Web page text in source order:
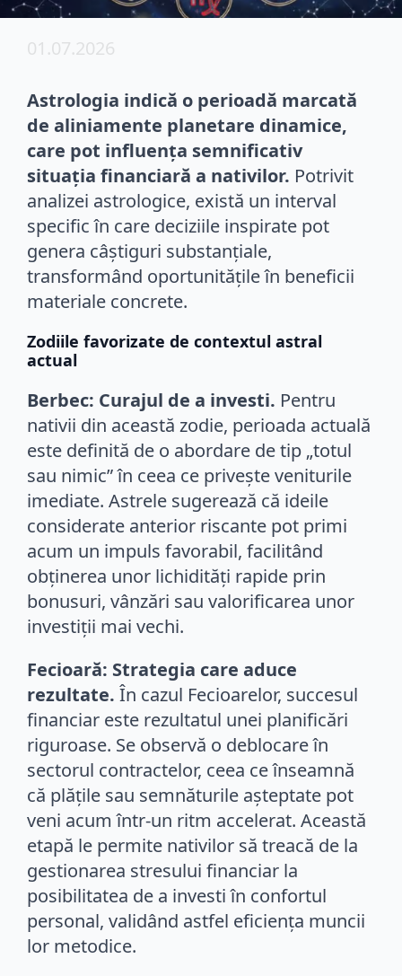
01.07.2026
Astrologia indică o perioadă marcată
de aliniamente planetare dinamice,
care pot influența semnificativ
situația financiară a nativilor. Potrivit
analizei astrologice, există un interval
specific în care deciziile inspirate pot
genera câștiguri substanțiale,
transformând oportunitățile în beneficii
materiale concrete.
Zodiile favorizate de contextul astral
actual
Berbec: Curajul de a investi. Pentru
nativii din această zodie, perioada actuală
este definită de o abordare de tip „totul
sau nimic” în ceea ce privește veniturile
imediate. Astrele sugerează că ideile
considerate anterior riscante pot primi
acum un impuls favorabil, facilitând
obținerea unor lichidități rapide prin
bonusuri, vânzări sau valorificarea unor
investiții mai vechi.
Fecioară: Strategia care aduce
rezultate. În cazul Fecioarelor, succesul
financiar este rezultatul unei planificări
riguroase. Se observă o deblocare în
sectorul contractelor, ceea ce înseamnă
că plățile sau semnăturile așteptate pot
veni acum într-un ritm accelerat. Această
etapă le permite nativilor să treacă de la
gestionarea stresului financiar la
posibilitatea de a investi în confortul
personal, validând astfel eficiența muncii
lor metodice.